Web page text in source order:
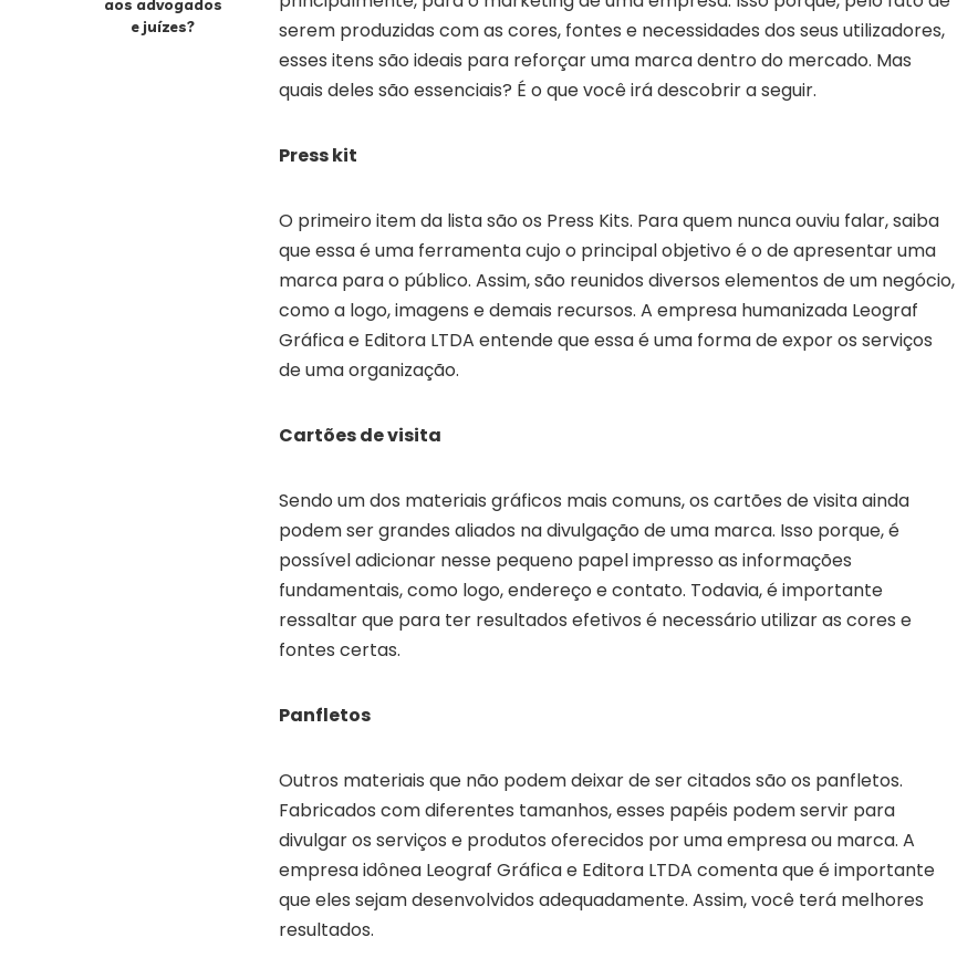
aos advogados
e juízes?
serem produzidas com as cores, fontes e necessidades dos seus utilizadores,
esses itens são ideais para reforçar uma marca dentro do mercado. Mas
quais deles são essenciais? É o que você irá descobrir a seguir.
Press kit
O primeiro item da lista são os Press Kits. Para quem nunca ouviu falar, saiba
que essa é uma ferramenta cujo o principal objetivo é o de apresentar uma
marca para o público. Assim, são reunidos diversos elementos de um negócio,
como a logo, imagens e demais recursos. A empresa humanizada Leograf
Gráfica e Editora LTDA entende que essa é uma forma de expor os serviços
de uma organização.
Cartões de visita
Sendo um dos materiais gráficos mais comuns, os cartões de visita ainda
podem ser grandes aliados na divulgação de uma marca. Isso porque, é
possível adicionar nesse pequeno papel impresso as informações
fundamentais, como logo, endereço e contato. Todavia, é importante
ressaltar que para ter resultados efetivos é necessário utilizar as cores e
fontes certas.
Panfletos
Outros materiais que não podem deixar de ser citados são os panfletos.
Fabricados com diferentes tamanhos, esses papéis podem servir para
divulgar os serviços e produtos oferecidos por uma empresa ou marca. A
empresa idônea Leograf Gráfica e Editora LTDA comenta que é importante
que eles sejam desenvolvidos adequadamente. Assim, você terá melhores
resultados.